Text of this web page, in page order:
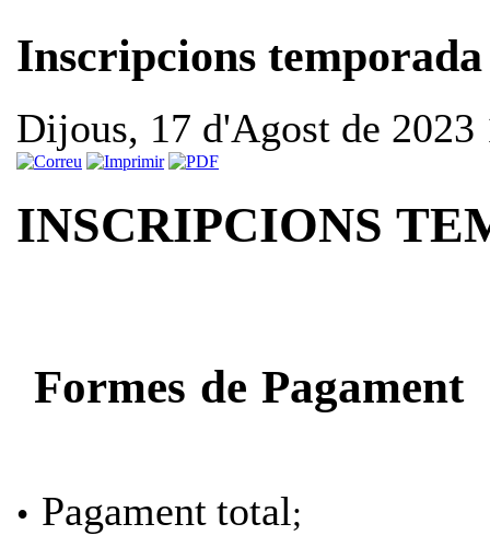
Inscripcions temporada
Dijous, 17 d'Agost de
INSCRIPCIONS
Formes de Pagament
• Pagament total;